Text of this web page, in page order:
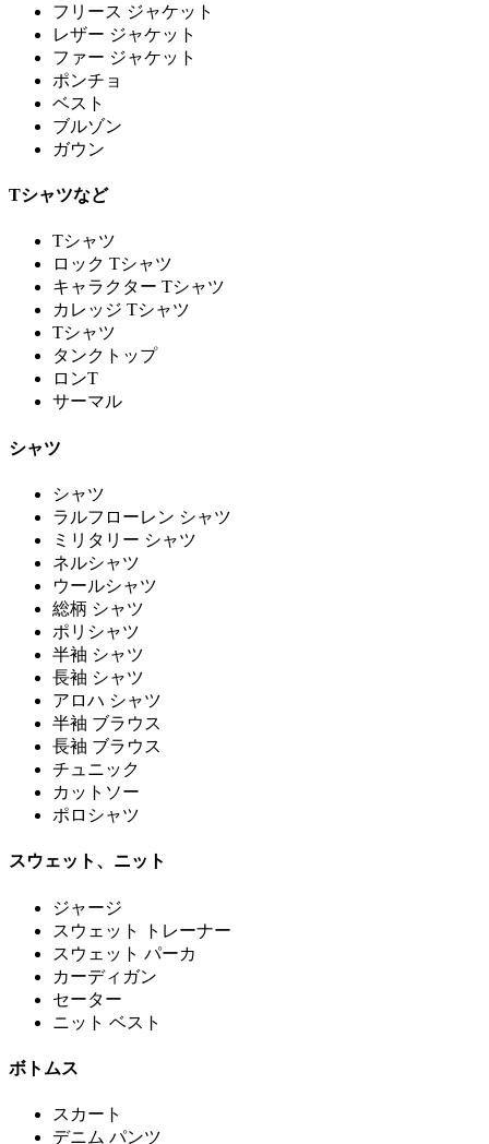
フリース ジャケット
レザー ジャケット
ファー ジャケット
ポンチョ
ベスト
ブルゾン
ガウン
Tシャツなど
Tシャツ
ロック Tシャツ
キャラクター Tシャツ
カレッジ Tシャツ
Tシャツ
タンクトップ
ロンT
サーマル
シャツ
シャツ
ラルフローレン シャツ
ミリタリー シャツ
ネルシャツ
ウールシャツ
総柄 シャツ
ポリシャツ
半袖 シャツ
長袖 シャツ
アロハ シャツ
半袖 ブラウス
長袖 ブラウス
チュニック
カットソー
ポロシャツ
スウェット、ニット
ジャージ
スウェット トレーナー
スウェット パーカ
カーディガン
セーター
ニット ベスト
ボトムス
スカート
デニム パンツ